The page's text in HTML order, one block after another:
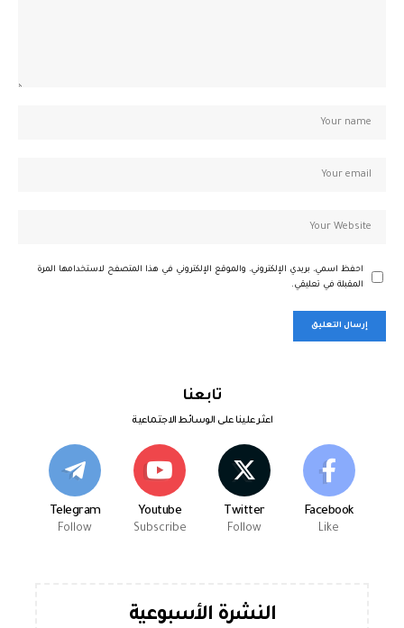
احفظ اسمي، بريدي الإلكتروني، والموقع الإلكتروني في هذا المتصفح لاستخدامها المرة
المقبلة في تعليقي.
تابعنا
اعثر علينا على الوسائط الاجتماعية
Facebook
Like
Twitter
Follow
Youtube
Subscribe
Telegram
Follow
النشرة الأسبوعية